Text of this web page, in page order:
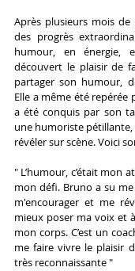
Après plusieurs mois de
des progrès
humour, en énergie,
découvert le plaisir de
partager son humour,
Elle a même été
a été conquis par son
une humoriste pétillante,
révéler sur scène. Voici
" L’humour, c’était mon
mon défi. Bruno a su
m'encourager et me
mieux poser ma voix et
mon corps. C’est un
me faire vivre le plaisir
très reconnaissante "